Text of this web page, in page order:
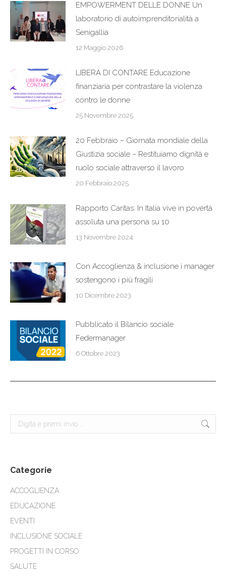
EMPOWERMENT DELLE DONNE Un
laboratorio di autoimprenditorialità a
Senigallia
12 Maggio 2026
LIBERA DI CONTARE Educazione
finanziaria per contrastare la violenza
contro le donne
25 Novembre 2025
20 Febbraio – Giornata mondiale della
Giustizia sociale – Restituiamo dignità e
ruolo sociale attraverso il lavoro
20 Febbraio 2025
Rapporto Caritas: In Italia vive in povertà
assoluta una persona su 10
13 Novembre 2024
Con Accoglienza & inclusione i manager
sostengono i più fragili
10 Dicembre 2023
Pubblicato il Bilancio sociale
Federmanager
6 Ottobre 2023
Cerca:
Categorie
ACCOGLIENZA
EDUCAZIONE
EVENTI
INCLUSIONE SOCIALE
PROGETTI IN CORSO
SALUTE